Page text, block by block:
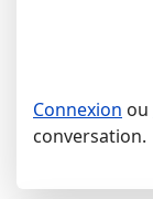
Connexion ou
conversation.